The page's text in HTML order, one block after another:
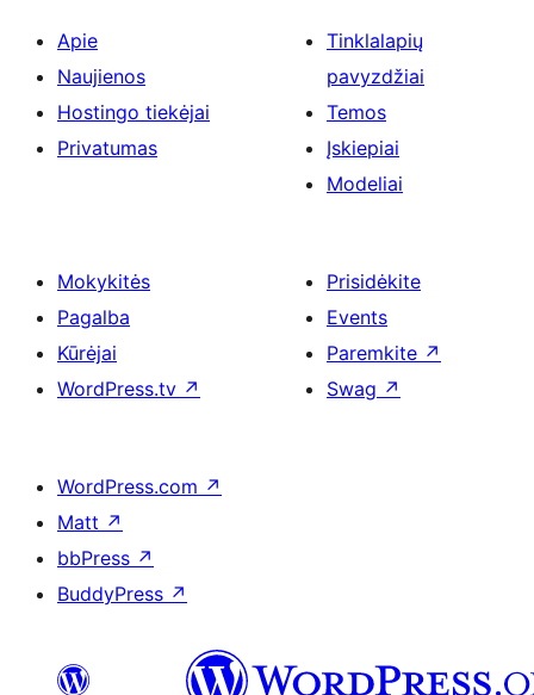
Apie
Naujienos
Hostingo tiekėjai
Privatumas
Tinklalapių
pavyzdžiai
Temos
Įskiepiai
Modeliai
Mokykitės
Pagalba
Kūrėjai
WordPress.tv ↗
Prisidėkite
Events
Paremkite ↗
Swag ↗
WordPress.com ↗
Matt ↗
bbPress ↗
BuddyPress ↗